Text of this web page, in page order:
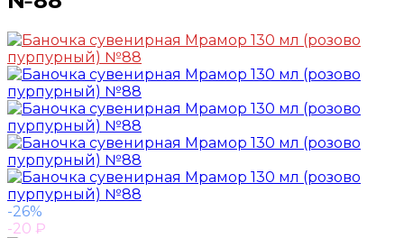
-26%
-20 ₽